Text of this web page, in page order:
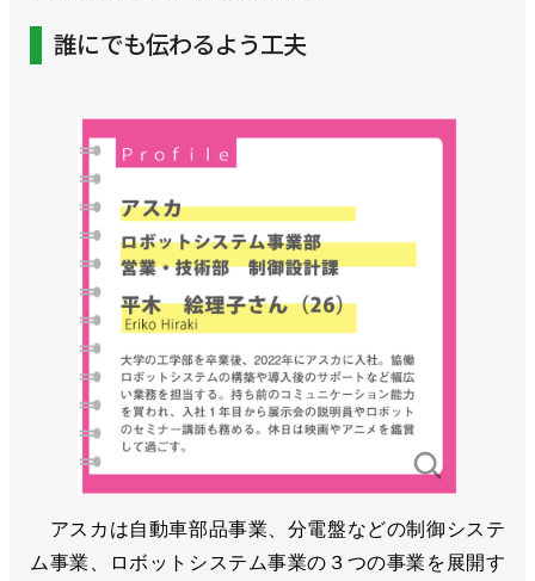
誰にでも伝わるよう工夫
アスカは自動車部品事業、分電盤などの制御システ
ム事業、ロボットシステム事業の３つの事業を展開す